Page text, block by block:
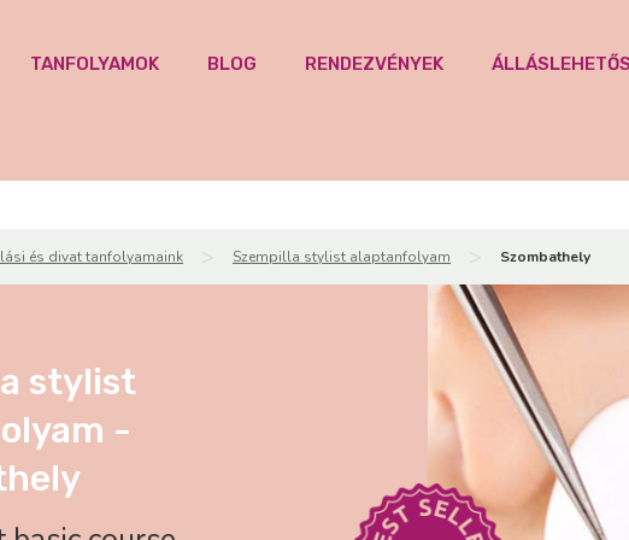
TANFOLYAMOK BLOG RENDEZVÉNYEK
és divat tanfolyamaink > Szempilla stylist alaptanfolyam > Szombathely
stylist
-